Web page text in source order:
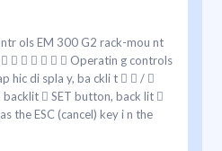
ols EM 300 G2 rack-mou nt
      Operatin g controls
hic di spla y, ba ckli t   / 
 SET button, back lit 
the ESC (cancel) key i n the